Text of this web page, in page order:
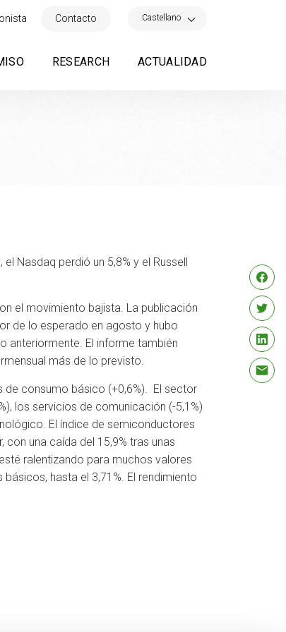
Contacto Castellano
RESEARCH ACTUALIDAD
Nasdaq perdió un 5,8% y el Russell
el movimiento bajista. La publicación
de lo esperado en agosto y hubo
anteriormente. El informe también
más de lo previsto.
de consumo básico (+0,6%). El sector
los servicios de comunicación (-5,1%)
El índice de semiconductores
una caída del 15,9% tras unas
ralentizando para muchos valores
hasta el 3,71%. El rendimiento